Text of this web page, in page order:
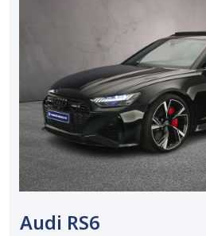
Audi RS6